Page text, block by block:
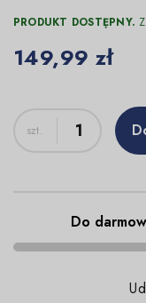
PRODUKT DOSTĘPNY.
149,99 zł
Do